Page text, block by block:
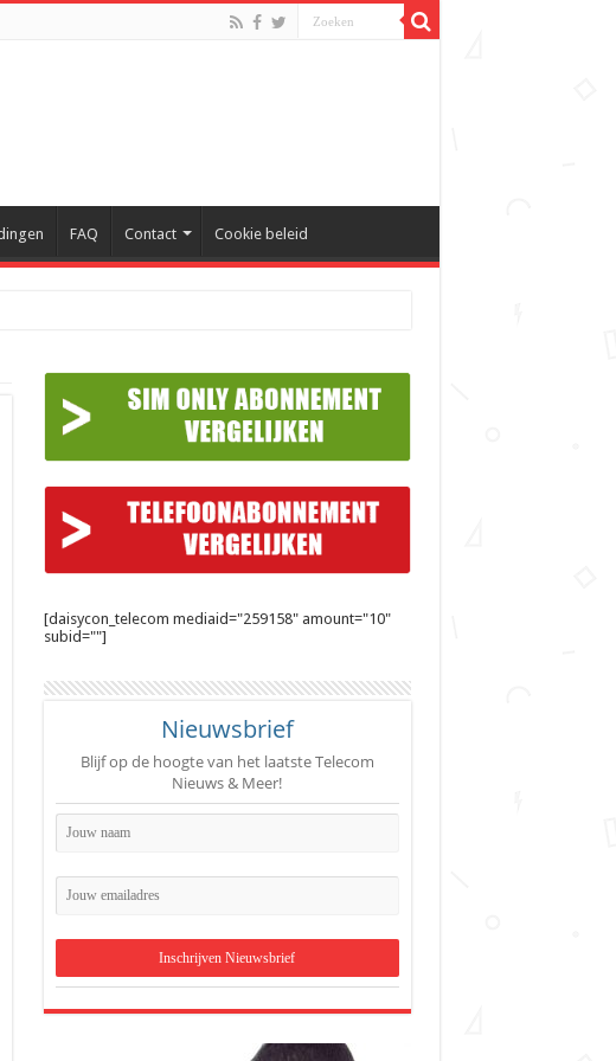
FAQ Contact Cookie beleid
[daisycon_telecom mediaid="259158" amount="10"
subid=""]
Nieuwsbrief
Blijf op de hoogte van het laatste Telecom
Nieuws & Meer!